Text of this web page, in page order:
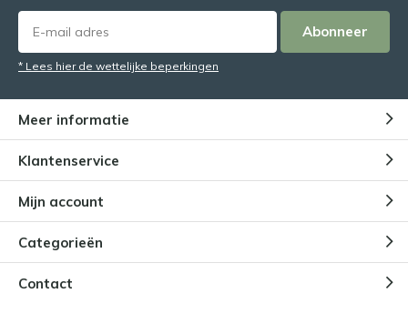
Abonneer
* Lees hier de wettelijke beperkingen
Meer informatie
Klantenservice
Mijn account
Categorieën
Contact